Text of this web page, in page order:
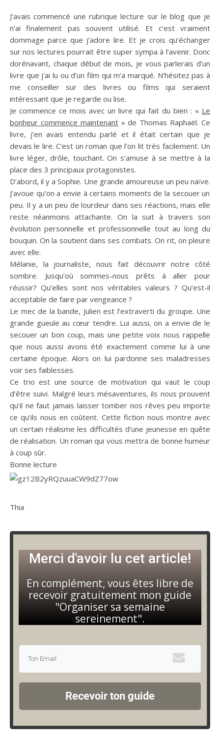
J’avais commencé une rubrique lecture sur le blog que je
n’ai finalement pas souvent utilisé. Et c’est vraiment
dommage parce que j’adore lire. Et je crois qu’échanger
sur nos lectures pourrait être super sympa à l’avenir. Donc
dorénavant, chaque début de mois, je vous parlerais d’un
livre que j’ai lu ou d’un film qui m’a marqué. N’hésitez pas à
me conseiller sur des livres ou films qui seraient
intéressant que je regarde ou lise.
Je commence ce mois avec un livre qui fait du bien : « Le
bonheur commence maintenant» de Thomas Raphaël. Ce
livre, j’en avais entendu parlé et il était certain que je
devais le lire. C’est un roman que l’on lit très facilement. Un
livre léger, drôle, touchant. On s’amuse à se mettre à la
place des 3 principaux protagonistes.
D’abord, il y a Sophie. Une grande amoureuse un peu naïve.
J’avoue qu’on a envie à certains moments de la secouer un
peu. Il y a un peu de lourdeur dans ses réactions, mais elle
reste néanmoins attachante. On la suit à travers son
évolution personnelle et professionnelle tout au long du
bouquin. On la soutient dans ses combats. On rit, on pleure
avec elle.
Mélanie, la journaliste, nous fait découvrir notre côté
sombre. Jusqu’où sommes-nous prêts à aller pour
réussir? Qu’elles sont nos véritables valeurs ? Qu’est-il
acceptable de faire par vengeance ?
Le mec de la bande, Julien est l’extraverti du groupe. Une
grande gueule au cœur tendre. Lui aussi, on a envie de le
secouer un bon coup, mais une petite voix nous rappelle
que nous aussi avons été exactement comme lui à une
certaine époque. Alors on lui pardonne ses maladresses
voir ses faiblesses.
Ce trio est une source de motivation qui vaut le coup
d’être suivi. Malgré leurs mésaventures, ils nous prouvent
qu’il ne faut jamais laisser tomber nos rêves peu importe
ce qu’ils nous en coûtent. Cette fiction nous montre avec
un certain réalisme les difficultés d’une jeunesse en quête
de réalisation. Un roman qui vous mettra de bonne humeur
à coup sûr.
Bonne lecture
Thia
Merci d'avoir lu cet article!
En complément, vous êtes libre de
recevoir gratuitement mon guide
"Organiser sa semaine
sereinement".
Recevoir ton guide